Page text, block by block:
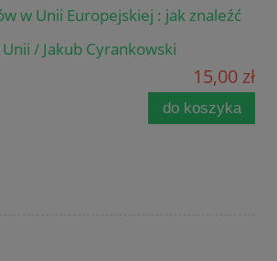
w Unii Europejskiej : jak znaleźć
/ Jakub Cyrankowski
15,00 zł
do koszyka